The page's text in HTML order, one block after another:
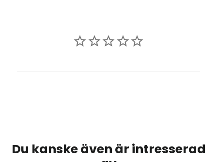
Du kanske även är intresserad